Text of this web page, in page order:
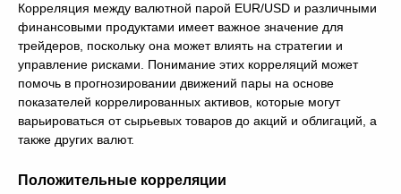
Корреляция между валютной парой EUR/USD и различными
финансовыми продуктами имеет важное значение для
трейдеров, поскольку она может влиять на стратегии и
управление рисками. Понимание этих корреляций может
помочь в прогнозировании движений пары на основе
показателей коррелированных активов, которые могут
варьироваться от сырьевых товаров до акций и облигаций, а
также других валют.
Положительные корреляции